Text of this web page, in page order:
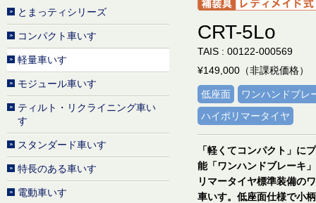
CRT-5Lo
TAIS : 00122-000569
¥149,000（非課税価格）
低座面
ワンハンドブレ
ハイポリマータイヤ
「軽くてコンパクト」に
能「ワンハンドブレーキ
リマータイヤ標準装備の
車いす。低座面仕様で小
とまっティシリーズ
コンパクト車いす
軽量車いす
モジュール車いす
ティルト・リクライニング車い
す
スタンダード車いす
特長のある車いす
電動車いす